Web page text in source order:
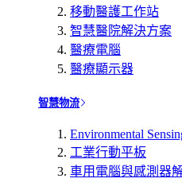
移動醫護工作站
智慧醫院解決方案
醫療電腦
醫療顯示器
智慧物流
Environmental
工業行動平板
車用電腦與感測器